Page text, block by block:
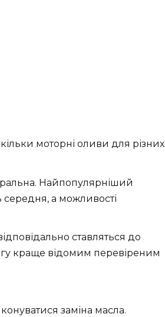
моторні оливи для різних
Найпопулярніший
середня, а можливості
ставляться до
краще відомим перевіреним
заміна масла.